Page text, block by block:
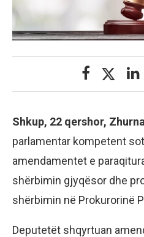
Shkup, 22 qershor,
parlamentar kompetent
amendamentet e
shërbimin gjyqësor dhe
shërbimin në Prokurorinë
Deputetët shqyrtuan